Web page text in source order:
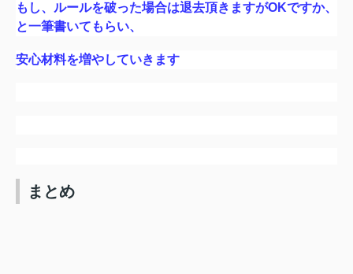
もし、ルールを破った場合は退去頂きますがOKですか、
と一筆書いてもらい、
安心材料を増やしていきます
まとめ